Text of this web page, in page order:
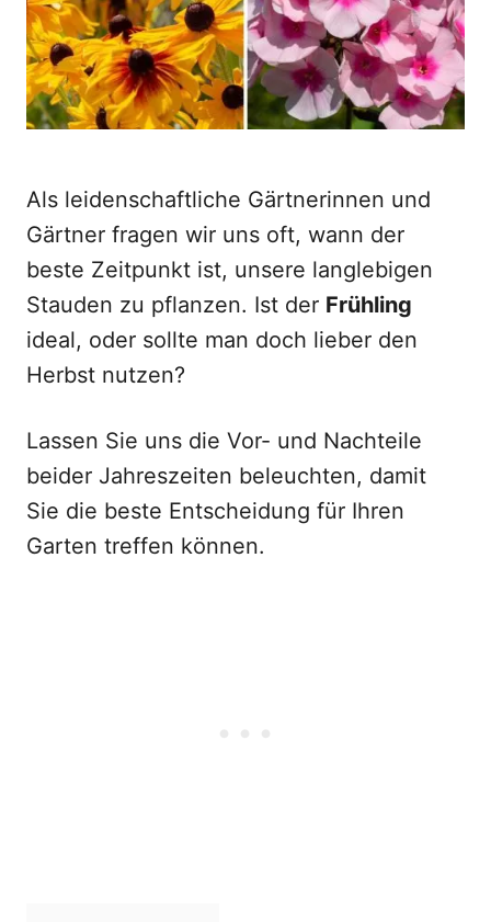
Als leidenschaftliche Gärtnerinnen und
Gärtner fragen wir uns oft, wann der
beste Zeitpunkt ist, unsere langlebigen
Stauden zu pflanzen. Ist der Frühling
ideal, oder sollte man doch lieber den
Herbst nutzen?
Lassen Sie uns die Vor- und Nachteile
beider Jahreszeiten beleuchten, damit
Sie die beste Entscheidung für Ihren
Garten treffen können.